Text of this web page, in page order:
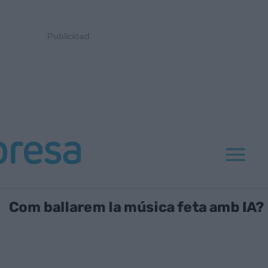
Com ballarem la música feta amb IA?